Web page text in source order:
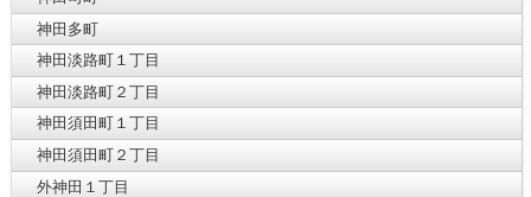
神田多町
神田淡路町１丁目
神田淡路町２丁目
神田須田町１丁目
神田須田町２丁目
外神田１丁目